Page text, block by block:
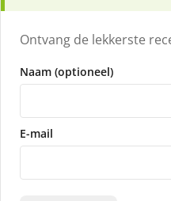
Ontvang de lekkerste
Naam (optioneel)
E-mail